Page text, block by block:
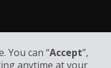
You can “Accept”,
anytime at your